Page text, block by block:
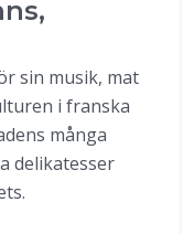
sin musik, mat
i franska
många
delikatesser